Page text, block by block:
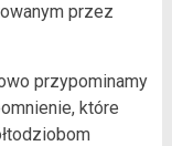
przez
przypominamy
które